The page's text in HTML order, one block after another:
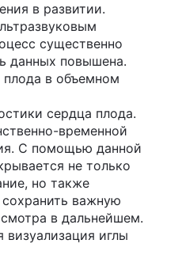
в развитии.
существенно
данных повышена.
в объемном
сердца плода.
временной
С помощью данной
не только
но также
важную
в дальнейшем.
иглы